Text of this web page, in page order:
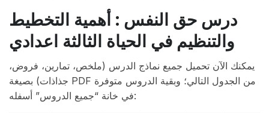
درس حق النفس : أهمية التخطيط
والتنظيم في الحياة الثالثة اعدادي
يمكنك الآن تحميل جميع نماذج الدرس (ملخص، تمارين، فروض،
جذاذات) بصيغة PDF من الجدول التالي؛ وبقية الدروس متوفرة
في خانة “جميع الدروس” أسفله: